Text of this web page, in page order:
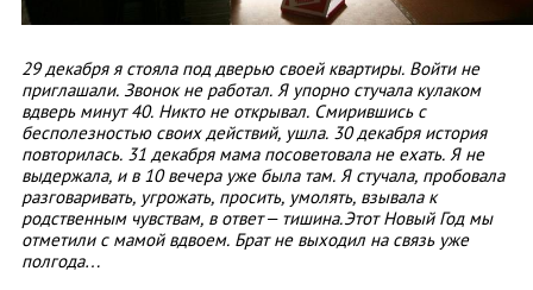
29 декабря я стояла под дверью своей квартиры. Войти не
приглашали. Звонок не работал. Я упорно стучала кулаком
вдверь минут 40. Никто не открывал. Смирившись с
бесполезностью своих действий, ушла. 30 декабря история
повторилась. 31 декабря мама посоветовала не ехать. Я не
выдержала, и в 10 вечера уже была там. Я стучала, пробовала
разговаривать, угрожать, просить, умолять, взывала к
родственным чувствам, в ответ – тишина.Этот Новый Год мы
отметили с мамой вдвоем. Брат не выходил на связь уже
полгода…